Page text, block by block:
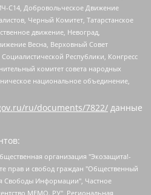
С14, Добровольческое Движение
Черный Комитет, Татарстанское
движение, Невоград,
Весна, Верховный Совет
Республики, Конгресс
комитет совета народных
национальное объединение,
ru/documents/7822/ данные
ответственностью "Ромашки монолит", Важенков Артем Валерьевич, Ивановская областная общественная организация "Центр гендерных исследований", Гурман Юрий Альбертович, Медиапроект "ОВД-Инфо", Егоров Владимир Владимирович, Жилинский Владимир Александрович, Общество с ограниченной ответственностью "ЗП", Иванова София Юрьевна, Карезина Инна Павловна, Кильтау Екатерина Викторовна, Петров Алексей Викторович, Пискунов Сергей Евгеньевич, Смирнов Сергей Сергеевич, Тихонов Михаил Сергеевич, Общество с ограниченной ответственностью "ЖУРНАЛИСТ-ИНОСТРАННЫЙ АГЕНТ", Арапова Галина Юрьевна, Вольтская Татьяна Анатольевна, Американская компания "Mason G.E.S. Anonymous Foundation" (США), являющаяся владельцем интернет-издания https://mnews.world/, Компания "Stichting Bellingcat", зарегистрированная в Нидерландах (дата регистрации 11.07.2018), Захаров Андрей Вячеславович, Клепиковская Екатерина Дмитриевна, Общество с ограниченной ответственностью "МЕМО", Перл Роман Александрович, Симонов Евгений Алексеевич, Соловьева Елена Анатольевна, Сотников Даниил Владимирович, Сурначева Елизавета Дмитриевна, Автономная некоммерческая организация по защите прав человека и информированию населения "Якутия – Наше Мнение", Общество с ограниченной ответственностью "Москоу диджитал медиа", с 26.01.2023 Общество с ограниченной ответственностью "Чайка Белые сады", Ветошкина Валерия Валерьевна, Заговора Максим Александрович, Межрегиональное общественное движение "Российская ЛГБТ - сеть", Оленичев Максим Владимирович, Павлов Иван Юрьевич, Скворцова Елена Сергеевна, Общество с ограниченной ответственностью "Как бы инагент", Кочетков Игорь Викторович, Общество с ограниченной ответственностью "Честные выборы", Еланчик Олег Александрович, Общество с ограниченной ответственностью "Нобелевский призыв", Гималова Регина Эмилевна, Григорьев Андрей Валерьевич, Григорьева Алина Александровна, Ассоциация по содействию защите прав призывников, альтернативнослужащих и военнослужащих "Правозащитная группа "Гражданин.Армия.Право", Хисамова Регина Фаритовна, Автономная некоммерческая организация по реализации социально-правовых программ "Лилит", Дальневосточное общественное движение "Маяк", Санкт-Петербургская ЛГБТ-инициативная группа "Выход", Инициативная группа ЛГБТ+ "Реверс", Алексеев Андрей Викторович, Бекбулатова Таисия Львовна, Беляев Иван Михайлович, Владыкина Елена Сергеевна, Гельман Марат Александрович, Никульшина Вероника Юрьевна, Толоконникова Надежда Андреевна, Шендерович Виктор Анатольевич, Общество с ограниченной ответственностью "Данное сообщение", Общество с ограниченной ответственностью Издательский дом "Новая глава", Айнбиндер Александра Александровна, Московский комьюнити-центр для ЛГБТ+инициатив, Благотворительный фонд развития филантропии, Deutsche Welle (Германия, Kurt-Schumacher-Strasse 3, 53113 Bonn), Борзунова Мария Михайловна, Воробьев Виктор Викторович, Голубева Анна Львовна, Константинова Алла Михайловна, Малкова Ирина Владимировна, Мурадов Мурад Абдулгалимович, Осетинская Елизавета Николаевна, Понасенков Евгений Николаевич, Ганапольский Матвей Юрьевич, Киселев Евгений Алексеевич, Борухович Ирина Григорьевна, Дремин Иван Тимофеевич, Дубровский Дмитрий Викторович, Красноярская региональная общественная организация поддержки и развития альтернативных образовательных технологий и межкультурных коммуникаций "ИНТЕРРА", Маяковская Екатерина Алексеевна, Фейгин Марк Захарович, Филимонов Андрей Викторович, Дзугкоева Регина Николаевна, Доброхотов Роман Александрович, Дудь Юрий Александрович, Елкин Сергей Владимирович, Кругликов Кирилл Игоревич, Сабунаева Мария Леонидовна, Семенов Алексей Владимирович, Шаинян Карен Багратович, Шульман Екатерина Михайловна, Асафьев Артур Валерьевич, Вахштайн Виктор Семенович, Венедиктов Алексей Алексеевич, Лушникова Екатерина Евгеньевна, Волков Леонид Михайлович, Невзоров Александр Глебович, Пархоменко Сергей Борисович, Сироткин Ярослав Николаевич, Кара-Мурза Владимир Владимирович, Баранова Наталья Владимировна, Гозман Леонид Яковлевич, Кагарлицкий Борис Юльевич, Климарев Михаил Валерьевич, Милов Владимир Станиславович, Автономная некоммерческая организация Краснодарский центр современного искусства "Типография", Моргенштерн Алишер Тагирович, Соболь Любовь Эдуардовна, Общество с ограниченной ответственностью "ЛИЗА НОРМ", Каспаров Гарри Кимович, Ходорковский Михаил Борисович, Общество с ограниченной ответственностью "Апрельские тезисы", Данилович Ирина Брониславовна, Кашин Олег Владимирович, Петров Николай Владимирович, Пивоваров Алексей Владимирович, Соколов Михаил Владимирович, Цветкова Юлия Владимировна, Чичваркин Евгений Александрович, Комитет против пыток/Команда против пыток, Общество с ограниченной ответственностью "Первый научный", Общество с ограниченной ответственностью "Вертолет и ко", Белоцерковская Вероника Борисовна, Кац Максим Евгеньевич, Лазарева Татьяна Юрьевна, Шаведдинов Руслан Табризович, Яшин Илья Валерьевич, Общество с ограниченной ответственностью "Иноагент ААВ", Алешковский Дмитрий Петрович, Альбац Евгения Марковна, Быков Дмитрий Львович, Галямина Юлия Евгеньевна, Лойко Сергей Леонидович, Мартынов Кирилл Константинович, Медведев Сергей Александрович, Крашенинников Федор Геннадиевич, Гордеева Катерина Вл